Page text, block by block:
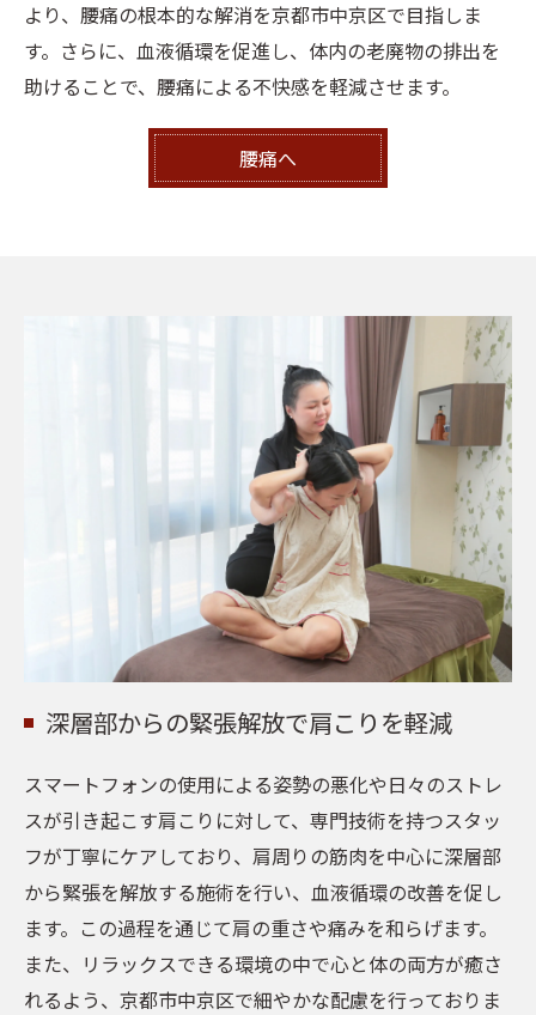
より、腰痛の根本的な解消を京都市中京区で目指しま
す。さらに、血液循環を促進し、体内の老廃物の排出を
助けることで、腰痛による不快感を軽減させます。
腰痛へ
深層部からの緊張解放で肩こりを軽減
スマートフォンの使用による姿勢の悪化や日々のストレ
スが引き起こす肩こりに対して、専門技術を持つスタッ
フが丁寧にケアしており、肩周りの筋肉を中心に深層部
から緊張を解放する施術を行い、血液循環の改善を促し
ます。この過程を通じて肩の重さや痛みを和らげます。
また、リラックスできる環境の中で心と体の両方が癒さ
れるよう、京都市中京区で細やかな配慮を行っておりま